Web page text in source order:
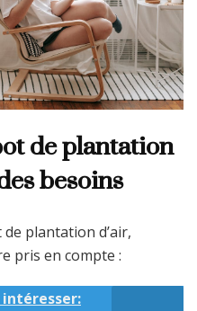
de plantation
besoins
plantation d’air,
pris en compte :